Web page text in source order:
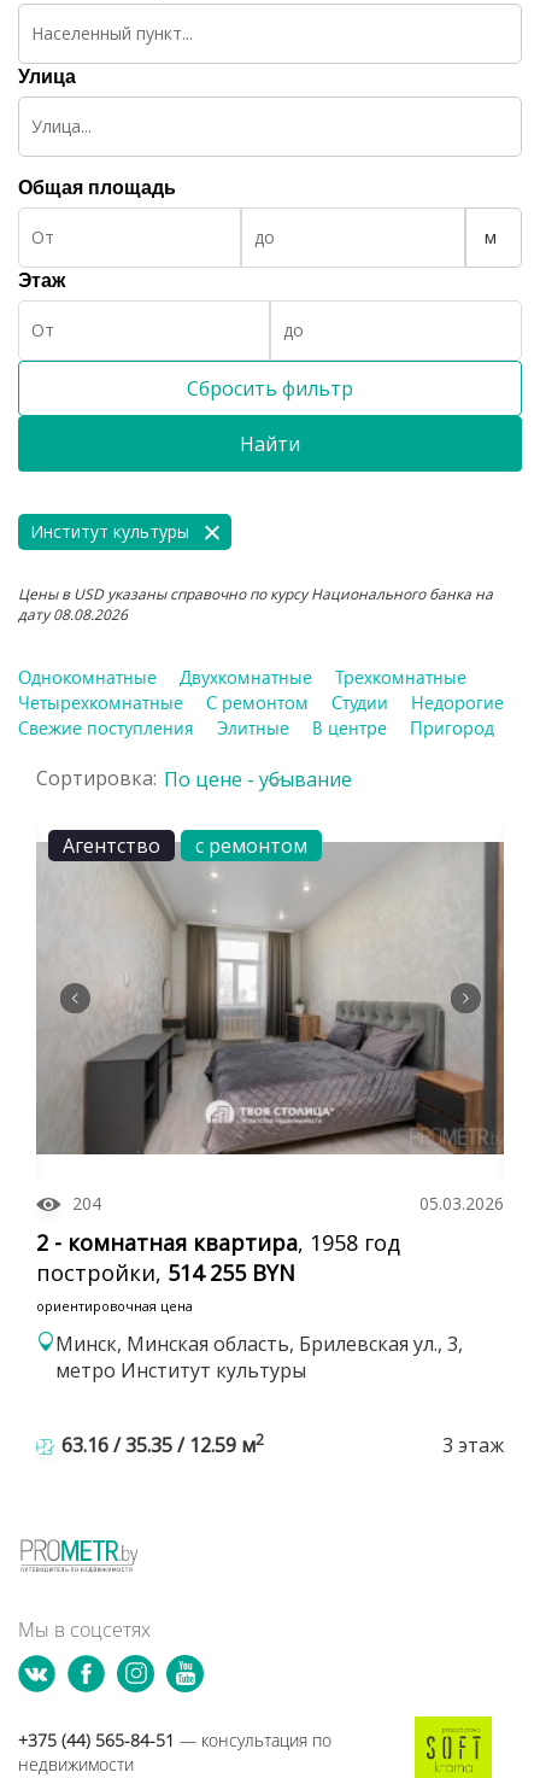
Улица
Общая площадь
м
Этаж
Сбросить фильтр
Найти
Институт культуры
Цены в USD указаны справочно по курсу Национального банка на
дату 08.08.2026
Однокомнатные Двухкомнатные
Трехкомнатные
Четырехкомнатные
С ремонтом Студии
Недорогие
Свежие поступления
Элитные В центре Пригород
Сортировка: По цене - убывание
Агентство с ремонтом
204 05.03.2026
2 - комнатная квартира, 1958 год
постройки, 514 255 BYN
ориентировочная цена
Минск, Минская область, Брилевская ул., 3,
метро Институт культуры
63.16 / 35.35 / 12.59 м2 3 этаж
Мы в соцсетях
+375 (44) 565-84-51 — консультация по
недвижимости